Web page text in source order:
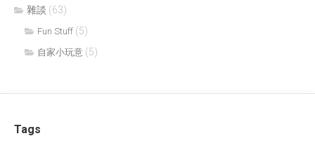
雜談 (63)
Fun Stuff (5)
自家小玩意 (5)
Tags